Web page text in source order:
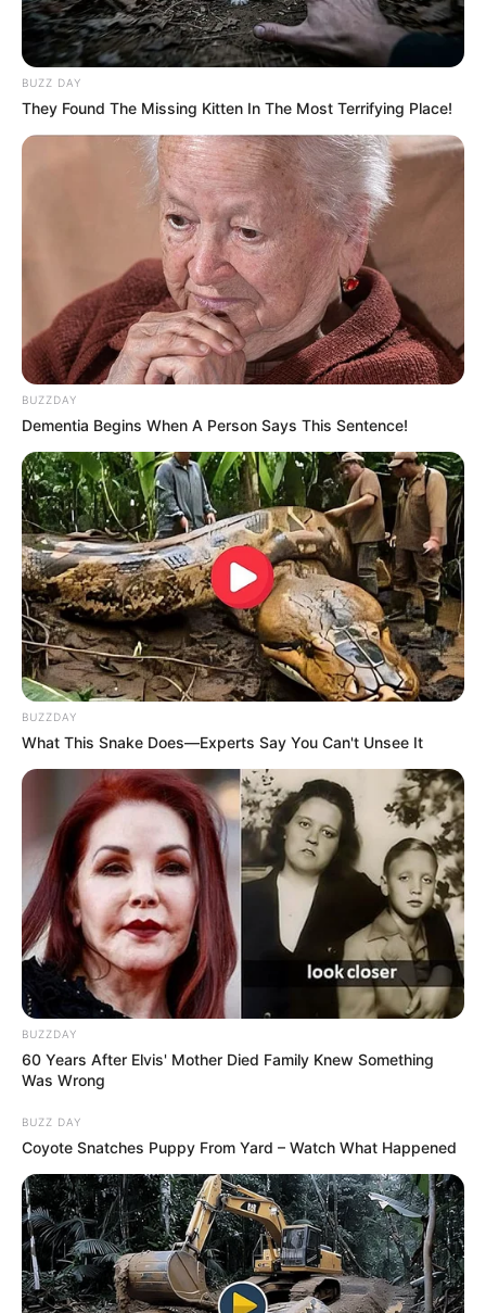
BUZZ DAY
They Found The Missing Kitten In The Most Terrifying Place!
BUZZDAY
Dementia Begins When A Person Says This Sentence!
BUZZDAY
What This Snake Does—Experts Say You Can't Unsee It
BUZZDAY
60 Years After Elvis' Mother Died Family Knew Something
Was Wrong
BUZZ DAY
Coyote Snatches Puppy From Yard – Watch What Happened